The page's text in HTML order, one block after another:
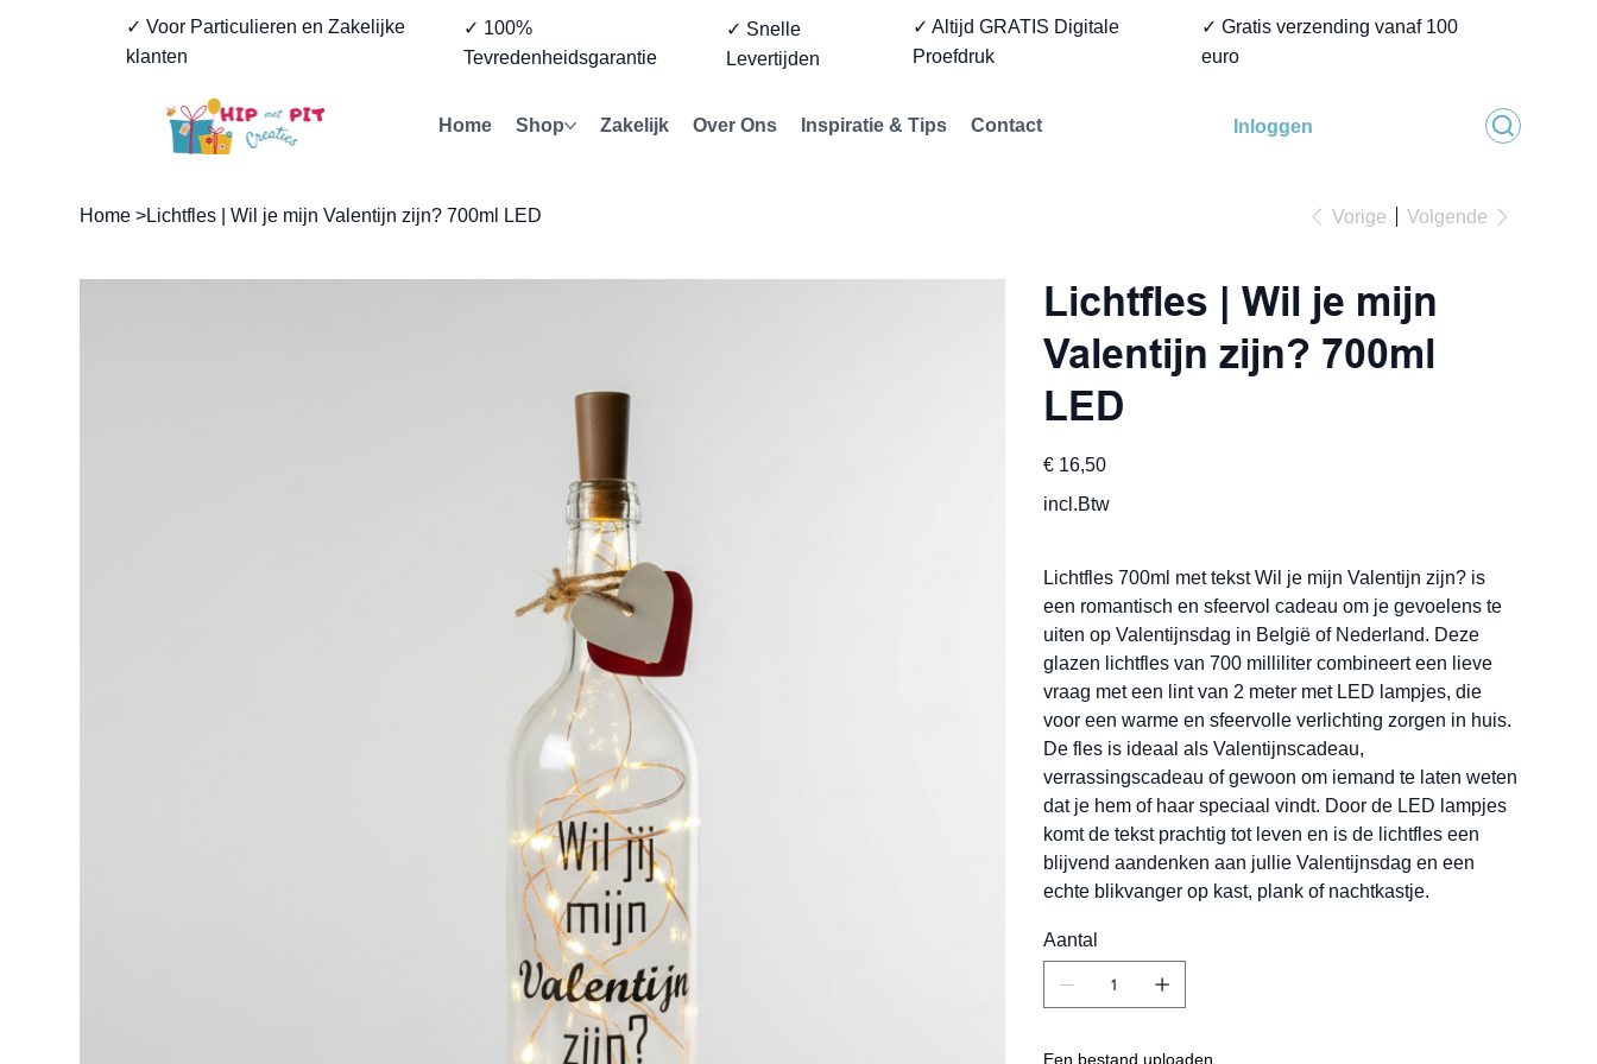
✓ Voor Particulieren en Zakelijke
klanten
✓ 100%
Tevredenheidsgarantie
✓ Snelle
Levertijden
✓ Altijd GRATIS Digitale
Proefdruk
✓ Gratis verzending vanaf 100
euro
Home Shop Zakelijk Over Ons Inspiratie & Tips Contact Inloggen
Home >Lichtfles | Wil je mijn Valentijn zijn? 700ml LED Vorige Volgende
Lichtfles | Wil je mijn
Valentijn zijn? 700ml
LED
Prijs
€ 16,50
incl.Btw
Lichtfles 700ml met tekst Wil je mijn Valentijn zijn? is
een romantisch en sfeervol cadeau om je gevoelens te
uiten op Valentijnsdag in België of Nederland. Deze
glazen lichtfles van 700 milliliter combineert een lieve
vraag met een lint van 2 meter met LED lampjes, die
voor een warme en sfeervolle verlichting zorgen in huis.
De fles is ideaal als Valentijnscadeau,
verrassingscadeau of gewoon om iemand te laten weten
dat je hem of haar speciaal vindt. Door de LED lampjes
komt de tekst prachtig tot leven en is de lichtfles een
blijvend aandenken aan jullie Valentijnsdag en een
echte blikvanger op kast, plank of nachtkastje.
Aantal
Een bestand uploaden